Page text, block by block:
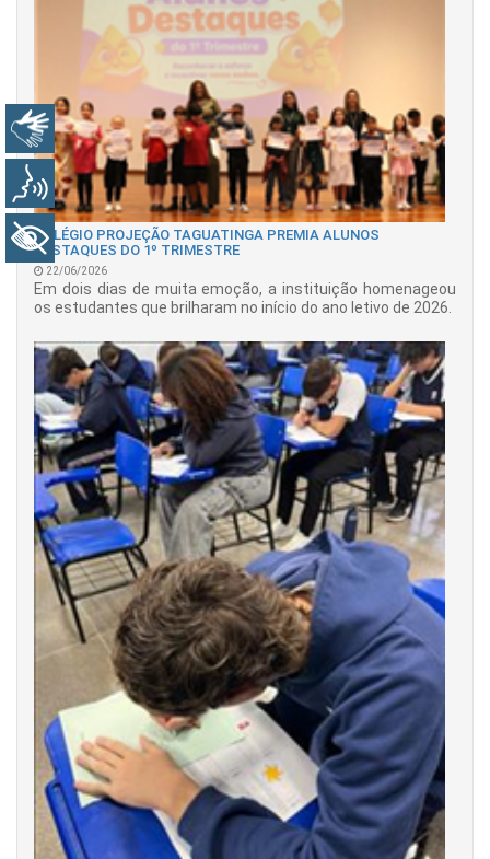
COLÉGIO PROJEÇÃO TAGUATINGA PREMIA ALUNOS
DESTAQUES DO 1º TRIMESTRE
22/06/2026
Em dois dias de muita emoção, a instituição homenageou
os estudantes que brilharam no início do ano letivo de 2026.
Libras
Voz
+ Acessibilidade